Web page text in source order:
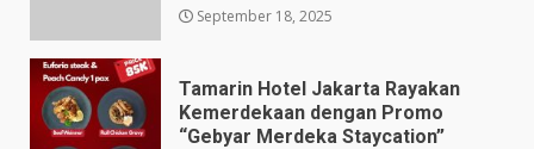
September 18, 2025
Tamarin Hotel Jakarta Rayakan
Kemerdekaan dengan Promo
“Gebyar Merdeka Staycation”